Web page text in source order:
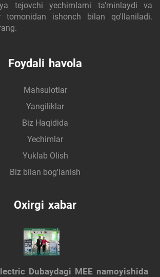
tejovchi yechimlarni ta'minlaydi va
tomonidan ishonch bilan qo'llaniladi.
Foydali havola
Mahsulotlar
Yangiliklar
Biz Haqidida
Yechimlar
Yuklab Olish
Biz bilan bog'lanish
Oxirgi xabar
Dubaydagi MEE namoyishida